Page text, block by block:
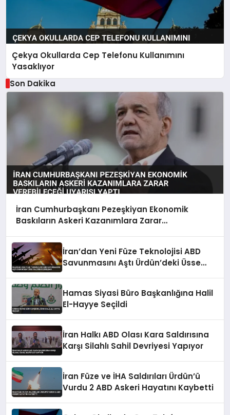
Çekya Okullarda Cep Telefonu Kullanımını
Yasaklıyor
Son Dakika
İran Cumhurbaşkanı Pezeşkiyan Ekonomik
Baskıların Askeri Kazanımlara Zarar
İran’dan Yeni Füze Teknolojisi ABD
Savunmasını Aştı Ürdün’deki Üsse
Hamas Siyasi Büro Başkanlığına Halil
El-Hayye Seçildi
İran Halkı ABD Olası Kara Saldırısına
Karşı Silahlı Sahil Devriyesi Yapıyor
İran Füze ve İHA Saldırıları Ürdün’ü
Vurdu 2 ABD Askeri Hayatını Kaybetti